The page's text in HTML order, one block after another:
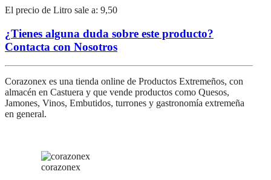
El precio de Litro sale a: 9,50
¿Tienes alguna duda sobre este producto?
Contacta con Nosotros
Corazonex es una tienda online de Productos Extremeños, con
almacén en Castuera y que vende productos como Quesos,
Jamones, Vinos, Embutidos, turrones y gastronomía extremeña
en general.
corazonex